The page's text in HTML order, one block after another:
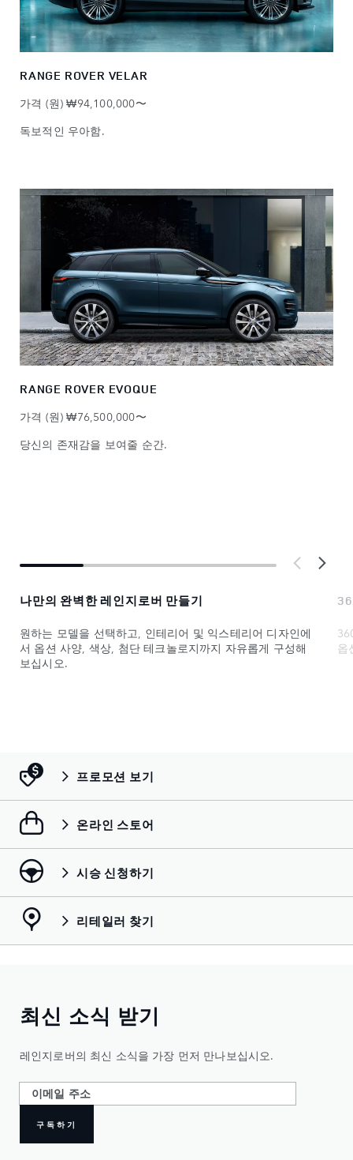
RANGE ROVER VELAR
가격 (원) ₩94,100,000〜
독보적인 우아함.
RANGE ROVER EVOQUE
가격 (원) ₩76,500,000〜
당신의 존재감을 보여줄 순간.
나만의 완벽한 레인지로버 만들기
원하는 모델을 선택하고, 인테리어 및 익스테리어 디자인에
서 옵션 사양, 색상, 첨단 테크놀로지까지 자유롭게 구성해
보십시오.
옵
프로모션 보기
온라인 스토어
시승 신청하기
리테일러 찾기
최신 소식 받기
레인지로버의 최신 소식을 가장 먼저 만나보십시오.
구독하기